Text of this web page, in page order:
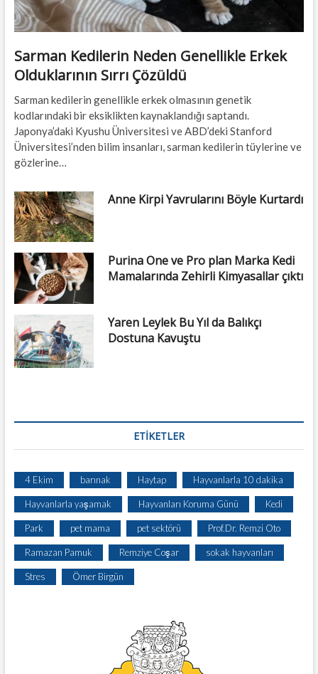
Sarman Kedilerin Neden Genellikle Erkek
Olduklarının Sırrı Çözüldü
Sarman kedilerin genellikle erkek olmasının genetik
kodlarındaki bir eksiklikten kaynaklandığı saptandı.
Japonya’daki Kyushu Üniversitesi ve ABD’deki Stanford
Üniversitesi’nden bilim insanları, sarman kedilerin tüylerine ve
gözlerine…
Anne Kirpi Yavrularını Böyle Kurtardı
Purina One ve Pro plan Marka Kedi
Mamalarında Zehirli Kimyasallar çıktı
Yaren Leylek Bu Yıl da Balıkçı
Dostuna Kavuştu
ETIKETLER
4 Ekim barınak Haytap Hayvanlarla 10 dakika
Hayvanlarla yaşamak Hayvanları Koruma Günü Kedi
Park pet mama pet sektörü Prof.Dr. Remzi Oto
Ramazan Pamuk Remziye Coşar sokak hayvanları
Stres Ömer Birgün